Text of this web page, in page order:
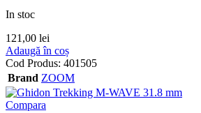
In stoc
121,00 lei
Adaugă în coș
Cod Produs: 401505
Brand ZOOM
Compara